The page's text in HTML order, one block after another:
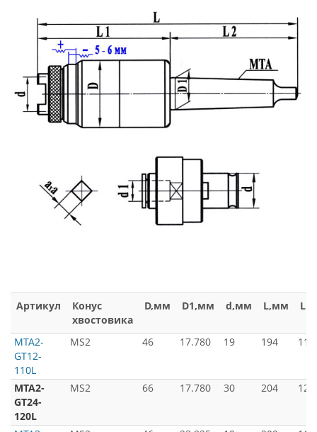
Артикул
Конус
хвостовика
D,мм D1,мм d,мм L,мм
MTA2-
GT12-
110L
MS2 46 17.780 19 194 110
MTA2-
GT24-
120L
MS2 66 17.780 30 204 120